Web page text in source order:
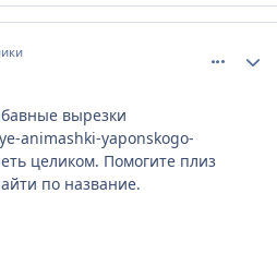
вырезки
animashki-yaponskogo-
целиком. Помогите плиз
по название.